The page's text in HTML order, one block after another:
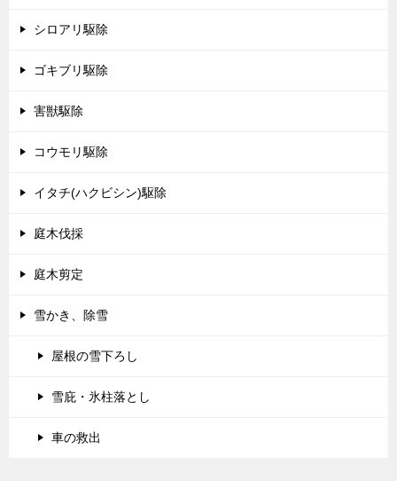
シロアリ駆除
ゴキブリ駆除
害獣駆除
コウモリ駆除
イタチ(ハクビシン)駆除
庭木伐採
庭木剪定
雪かき、除雪
屋根の雪下ろし
雪庇・氷柱落とし
車の救出